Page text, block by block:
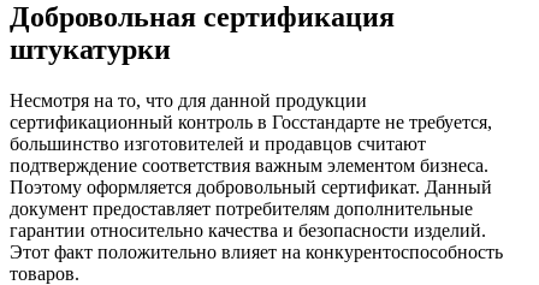
Добровольная сертификация
штукатурки
Несмотря на то, что для данной продукции
сертификационный контроль в Госстандарте не требуется,
большинство изготовителей и продавцов считают
подтверждение соответствия важным элементом бизнеса.
Поэтому оформляется добровольный сертификат. Данный
документ предоставляет потребителям дополнительные
гарантии относительно качества и безопасности изделий.
Этот факт положительно влияет на конкурентоспособность
товаров.